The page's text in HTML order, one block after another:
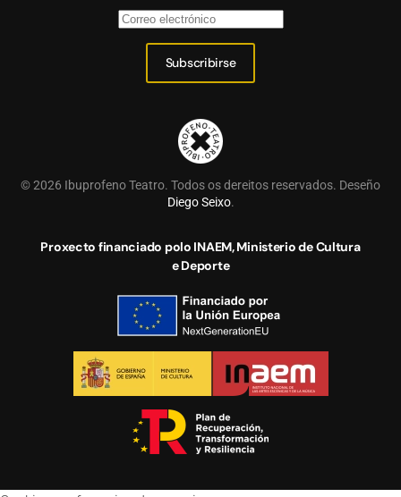
Subscribirse
©2026 Ibuprofeno Teatro. Todos os dereitos reservados. Deseño
Diego Seixo.
Proxecto financiado polo INAEM, Ministerio de Cultura
e Deporte